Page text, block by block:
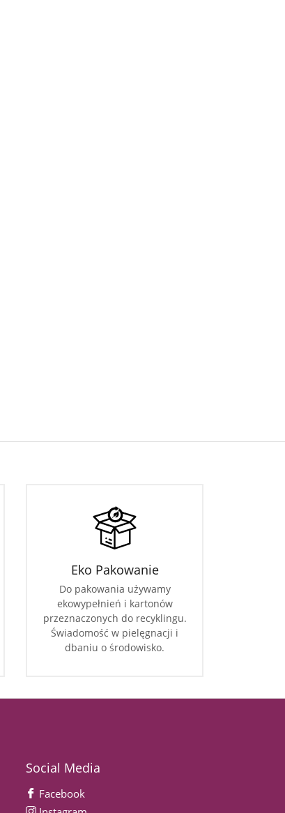
Eko Pakowanie
Do pakowania używamy
ekowypełnień i kartonów
przeznaczonych do recyklingu.
Świadomość w pielęgnacji i
dbaniu o środowisko.
Social Media
Facebook